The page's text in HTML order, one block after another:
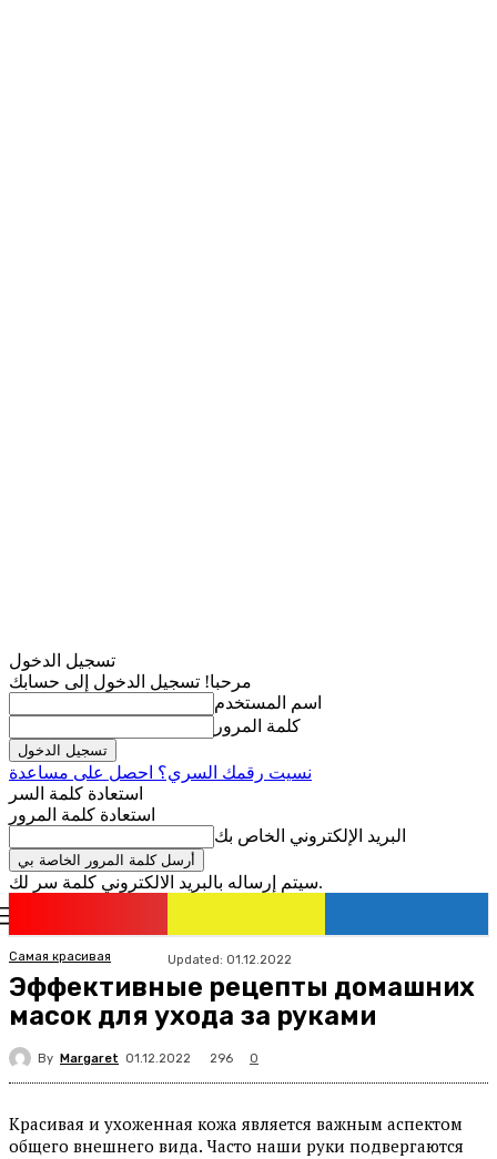
تسجيل الدخول
مرحبا! تسجيل الدخول إلى حسابك
اسم المستخدم
كلمة المرور
نسيت رقمك السري؟ احصل على مساعدة
استعادة كلمة السر
استعادة كلمة المرور
البريد الإلكتروني الخاص بك
سيتم إرساله بالبريد الالكتروني كلمة سر لك.
Самая красивая Updated: 01.12.2022
Эффективные рецепты домашних
масок для ухода за руками
By Margaret 01.12.2022 296 0
Красивая и ухоженная кожа является важным аспектом
общего внешнего вида. Часто наши руки подвергаются